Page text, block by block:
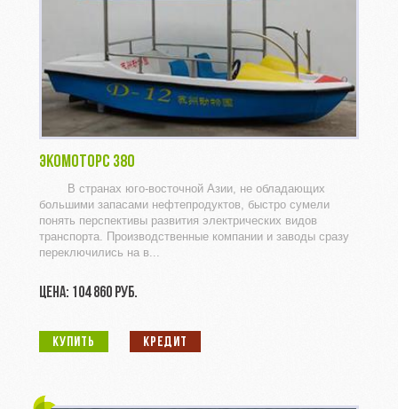
ЭКОМОТОРС 380
В странах юго-восточной Азии, не обладающих
большими запасами нефтепродуктов, быстро сумели
понять перспективы развития электрических видов
транспорта. Производственные компании и заводы сразу
переключились на в...
ЦЕНА: 104 860 РУБ.
КУПИТЬ КРЕДИТ